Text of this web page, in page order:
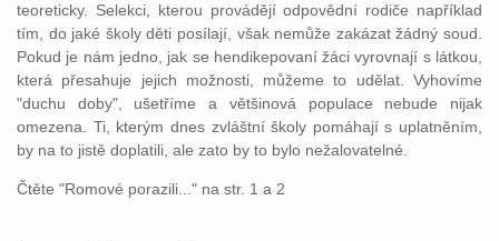
teoreticky. Selekci, kterou provádějí odpovědní rodiče například
tím, do jaké školy děti posílají, však nemůže zakázat žádný soud.
Pokud je nám jedno, jak se hendikepovaní žáci vyrovnají s látkou,
která přesahuje jejich možnosti, můžeme to udělat. Vyhovíme
"duchu doby", ušetříme a většinová populace nebude nijak
omezena. Ti, kterým dnes zvláštní školy pomáhají s uplatněním,
by na to jistě doplatili, ale zato by to bylo nežalovatelné.
Čtěte "Romové porazili..." na str. 1 a 2